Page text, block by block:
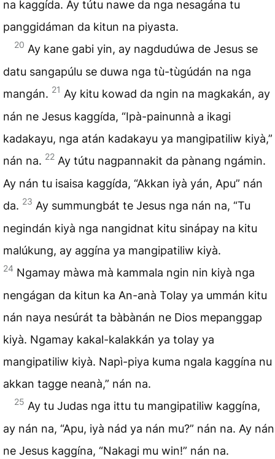
na kaggída. Ay tútu nawe da nga nesagána tu
panggidáman da kitun na piyasta.
20 Ay kane gabi yin, ay nagdudúwa de Jesus se
datu sangapúlu se duwa nga tù-tùgúdán na nga
mangán. 21 Ay kitu kowad da ngin na magkakán, ay
nán ne Jesus kaggída, “Ipà-painunnà a ikagi
kadakayu, nga atán kadakayu ya mangipatiliw kiyà,”
nán na. 22 Ay tútu nagpannakit da pànang ngámin.
Ay nán tu isaisa kaggída, “Akkan iyà yán, Apu” nán
da. 23 Ay summungbát te Jesus nga nán na, “Tu
negindán kiyà nga nangidnat kitu sinápay na kitu
malúkung, ay aggína ya mangipatiliw kiyà.
24 Ngamay màwa mà kammala ngin nin kiyà nga
nengágan da kitun ka An-anà Tolay ya ummán kitu
nán naya nesúrát ta bàbànán ne Dios mepanggap
kiyà. Ngamay kakal-kalakkán ya tolay ya
mangipatiliw kiyà. Napì-piya kuma ngala kaggína nu
akkan tagge neanà,” nán na.
25 Ay tu Judas nga ittu tu mangipatiliw kaggína,
ay nán na, “Apu, iyà nád ya nán mu?” nán na. Ay nán
ne Jesus kaggína, “Nakagi mu win!” nán na.